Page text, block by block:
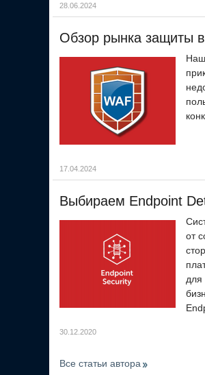
28.06.2024
Обзор рынка защиты
Наш
17.04.2024
Выбираем Endpoint
от
для
30.12.2020
Все статьи автора